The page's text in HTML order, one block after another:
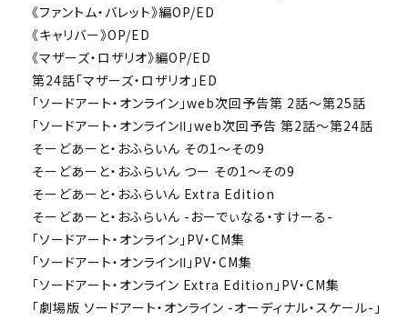
《ファントム・バレット》編OP/ED
《キャリバー》OP/ED
《マザーズ・ロザリオ》編OP/ED
第24話「マザーズ・ロザリオ」ED
「ソードアート・オンライン」web次回予告第 2話～第25話
「ソードアート・オンラインⅡ」web次回予告 第2話～第24話
そーどあーと・おふらいん その1～その9
そーどあーと・おふらいん つー その1～その9
そーどあーと・おふらいん Extra Edition
そーどあーと・おふらいん -おーでぃなる・すけーる-
「ソードアート・オンライン」PV・CM集
「ソードアート・オンラインⅡ」PV・CM集
「ソードアート・オンライン Extra Edition」PV・CM集
「劇場版 ソードアート・オンライン -オーディナル・スケール-」